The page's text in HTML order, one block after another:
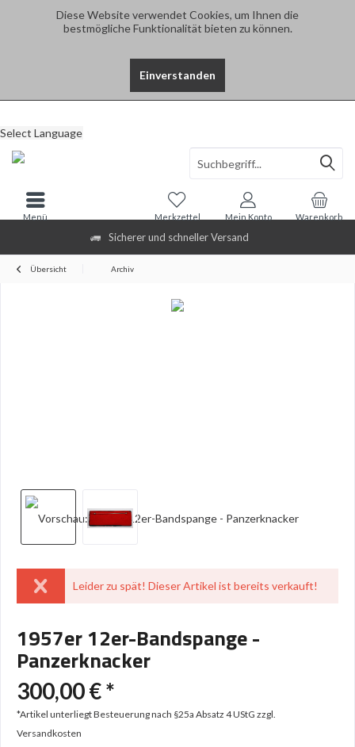
Diese Website verwendet Cookies, um Ihnen die
bestmögliche Funktionalität bieten zu können.
Einverstanden
Sicherer und schneller Versand
Select Language
Warenkorb
Merkzettel Mein Konto
Menü
Übersicht Archiv
Leider zu spät! Dieser Artikel ist bereits verkauft!
1957er 12er-Bandspange -
Panzerknacker
300,00 € *
*Artikel unterliegt Besteuerung nach §25a Absatz 4 UStG zzgl.
Versandkosten